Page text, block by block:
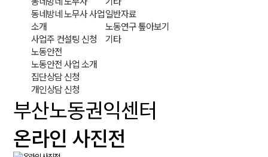
동네방네 노무사 사업
소개
사업주 컨설팅 신청
노동안전
노동안전 사업 소개
집단상담 신청
개인상담 신청
일반자료
노동연구 톺아보기
기타
부산노동권익센터
온라인 사진전